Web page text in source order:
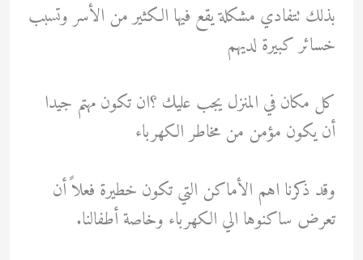
بذلك تتفادي مشكلة يقع فيها الكثير من الأسر وتسبب
خسائر كبيرة لديهم
كل مكان في المنزل يجب عليك ؟ان تكون مهتم جيدا
أن يكون مؤمن من مخاطر الكهرباء
وقد ذكرنا اهم الأماكن التي تكون خطيرة فعلاً أن
تعرض ساكنوها الي الكهرباء وخاصة أطفالنا.